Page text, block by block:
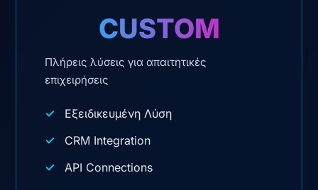
CUSTOM
Πλήρεις λύσεις για απαιτητικές
επιχειρήσεις
Εξειδικευμένη Λύση
CRM Integration
API Connections